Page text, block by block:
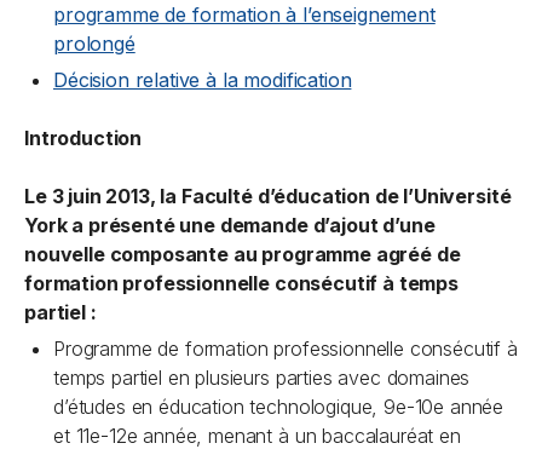
programme de formation à l’enseignement
prolongé
Décision relative à la modification
Introduction
Le 3 juin 2013, la Faculté d’éducation de l’Université
York a présenté une demande d’ajout d’une
nouvelle composante au programme agréé de
formation professionnelle consécutif à temps
partiel :
Programme de formation professionnelle consécutif à
temps partiel en plusieurs parties avec domaines
d’études en éducation technologique, 9e-10e année
et 11e-12e année, menant à un baccalauréat en